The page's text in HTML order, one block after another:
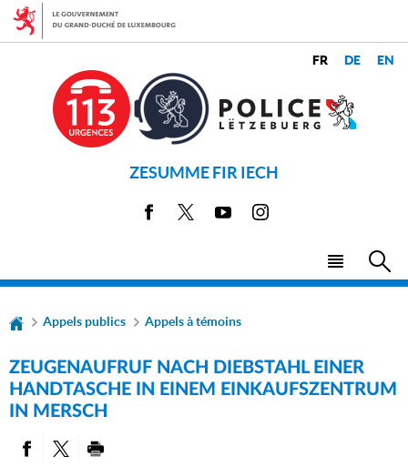
Aller
Aller
ZESUMME FIR IECH
Facebook YoutubeInstagram
Menu
LANGUE
Appels publics Appels à témoins
ZEUGENAUFRUF NACH DIEBSTAHL EINER
HANDTASCHE IN EINEM EINKAUFSZENTRUM
IN MERSCH